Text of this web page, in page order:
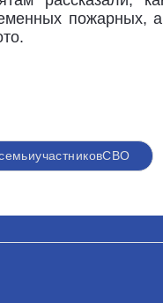
пожарных,